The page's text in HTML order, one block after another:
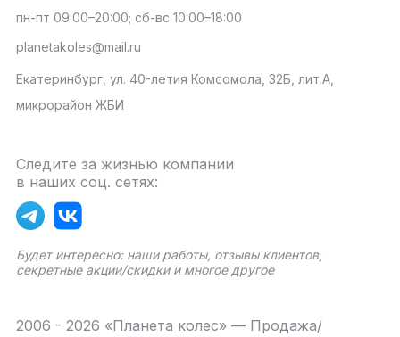
пн-пт 09:00–20:00; сб-вс 10:00–18:00
planetakoles@mail.ru
Екатеринбург, ул. 40-летия Комсомола, 32Б, лит.А,
микрорайон ЖБИ
Следите за жизнью компании
в наших соц. сетях:
Будет интересно: наши работы, отзывы клиентов,
секретные акции/скидки и многое другое
2006 - 2026 «Планета колес» — Продажа/